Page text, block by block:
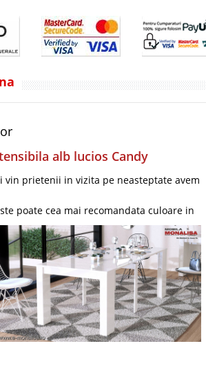
alb lucios Candy
vin prietenii in vizita pe neasteptate avem
poate cea mai recomandata culoare in